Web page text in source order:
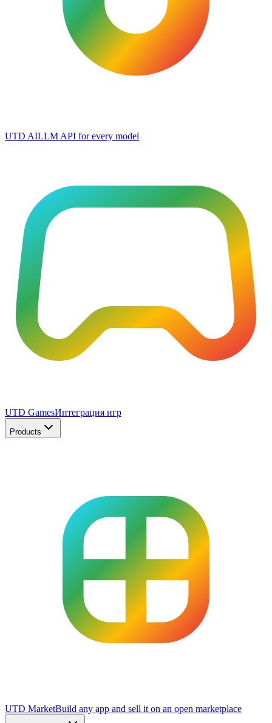
UTD AILLM API for every model
UTD GamesИнтеграция игр
Products
UTD MarketBuild any app and sell it on an open marketplace